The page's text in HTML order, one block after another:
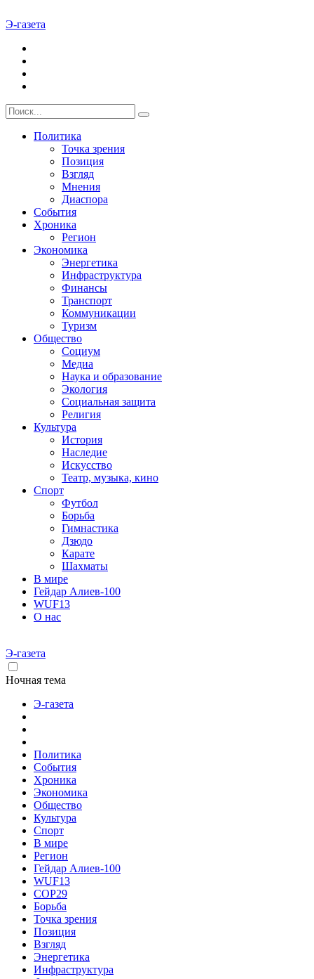
Э-газета
Политика
Точка зрения
Позиция
Взгляд
Мнения
Диаспора
События
Хроника
Регион
Экономика
Энергетика
Инфраструктура
Финансы
Транспорт
Коммуникации
Туризм
Общество
Социум
Медиа
Наука и образование
Экология
Социальная защита
Религия
Культура
История
Наследие
Искусство
Театр, музыка, кино
Спорт
Футбол
Борьба
Гимнастика
Дзюдо
Карате
Шахматы
В мире
Гейдар Алиев-100
WUF13
О нас
Э-газета
Ночная тема
Э-газета
Политика
События
Хроника
Экономика
Общество
Культура
Спорт
В мире
Регион
Гейдар Алиев-100
WUF13
COP29
Борьба
Точка зрения
Позиция
Взгляд
Энергетика
Инфраструктура